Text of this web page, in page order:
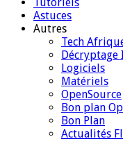
Astuces
Autres
Tech
Décryptage
Logiciels
Matériels
OpenSource
Bon plan
Bon Plan
Actualités